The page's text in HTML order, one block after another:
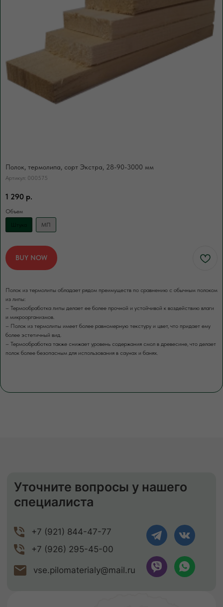
Полок, термолипа, сорт Экстра, 28-90-3000 мм
Артикул: 000575
1 290 р.
Объем
Штука
МП
BUY NOW
Полок из термолипы обладает рядом преимуществ по сравнению с обычным полоком
из липы:
– Термообработка липы делает ее более прочной и устойчивой к воздействию влаги
и микроорганизмов.
– Полок из термолипы имеет более равномерную текстуру и цвет, что придает ему
более эстетичный вид.
– Термообработка также снижает уровень содержания смол в древесине, что делает
полок более безопасным для использования в саунах и банях.
Либо вы можете заполнить форму для
ПОЛУЧИТЬ КОНСУЛЬТАЦИЮ
Уточните вопросы у нашего
vse.pilomaterialy@mail.ru
+7 (926) 295-45-00
Это может пригодиться
ДОПОЛНИТЕЛЬНЫЕ УСЛУГИ
Разгрузка пиломатериалов
нашими грузчиками
манипулятора, либо с помощью
Сушка древесины
ЕСЛИ НУЖНО ПРОСУШИТЬ
Быстро
Бережно
Профессионально